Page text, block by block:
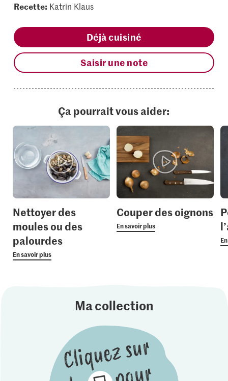
Recette: Katrin Klaus
Déjà cuisiné
Saisir une note
Ça pourrait vous aider:
Nettoyer des
moules ou des
palourdes
En savoir plus
Couper des oignons
En savoir plus
Ma collection